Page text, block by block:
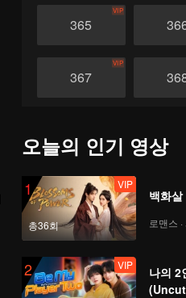
365
VIP
367
VIP
371
373
VIP
374
375
VIP
376
오늘의 인기 영상
1
총36회
VIP
백화살
로맨스
2 VIP
나의 2